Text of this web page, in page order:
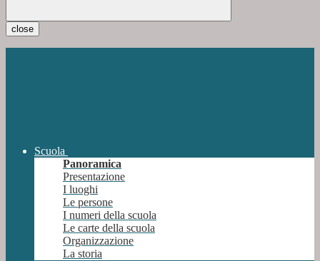
close
Scuola
Panoramica
Presentazione
I luoghi
Le persone
I numeri della scuola
Le carte della scuola
Organizzazione
La storia